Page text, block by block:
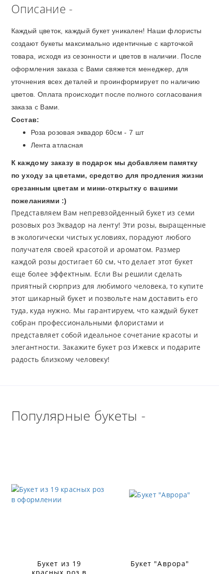
Описание -
Каждый цветок, каждый букет уникален! Наши флористы
создают букеты максимально идентичные с карточкой
товара, исходя из сезонности и цветов в наличии. После
оформления заказа с Вами свяжется менеджер, для
уточнения всех деталей и проинформирует по наличию
цветов. Оплата происходит после полного согласования
заказа с Вами.
Состав:
Роза розовая эквадор 60см - 7 шт
Лента атласная
К каждому заказу в подарок мы добавляем памятку
по уходу за цветами, средство для продления жизни
срезанным цветам и мини-открытку с вашими
пожеланиями :)
Представляем Вам непревзойденный букет из семи
розовых роз Эквадор на ленту! Эти розы, выращенные
в экологически чистых условиях, порадуют любого
получателя своей красотой и ароматом. Размер
каждой розы достигает 60 см, что делает этот букет
еще более эффектным. Если Вы решили сделать
приятный сюрприз для любимого человека, то купите
этот шикарный букет и позвольте нам доставить его
туда, куда нужно. Мы гарантируем, что каждый букет
собран профессиональными флористами и
представляет собой идеальное сочетание красоты и
элегантности. Закажите букет роз Ижевск и подарите
радость близкому человеку!
Популярные букеты -
Букет из 19
Букет "Аврора"